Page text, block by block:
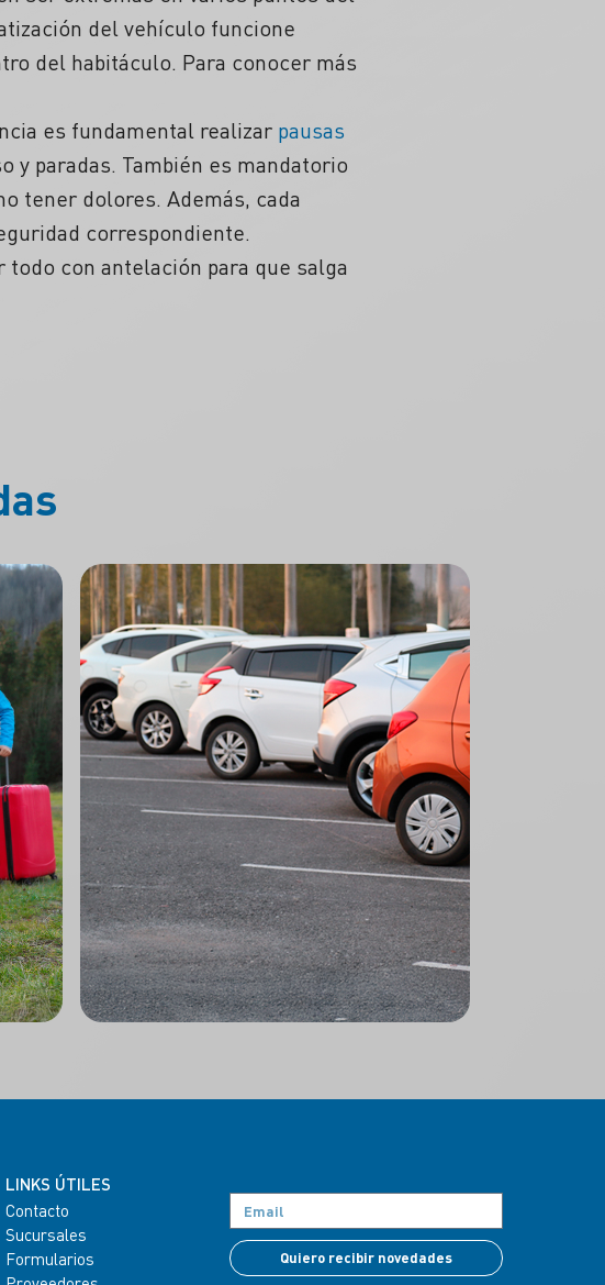
del vehículo funcione
del habitáculo. Para conocer más
es fundamental realizar pausas
y paradas. También es mandatorio
tener dolores. Además, cada
correspondiente.
todo con antelación para que salga
LINKS ÚTILES
Contacto
Sucursales
Formularios
Quiero recibir novedades